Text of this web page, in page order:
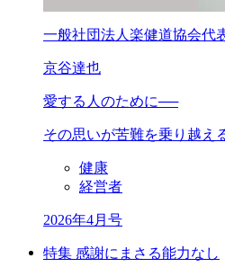
一般社団法人楽健道協会代
京谷達也
愛する人のために──
その思いが苦難を乗り越え
健康
経営者
2026年4月号
特集 感謝にまさる能力なし